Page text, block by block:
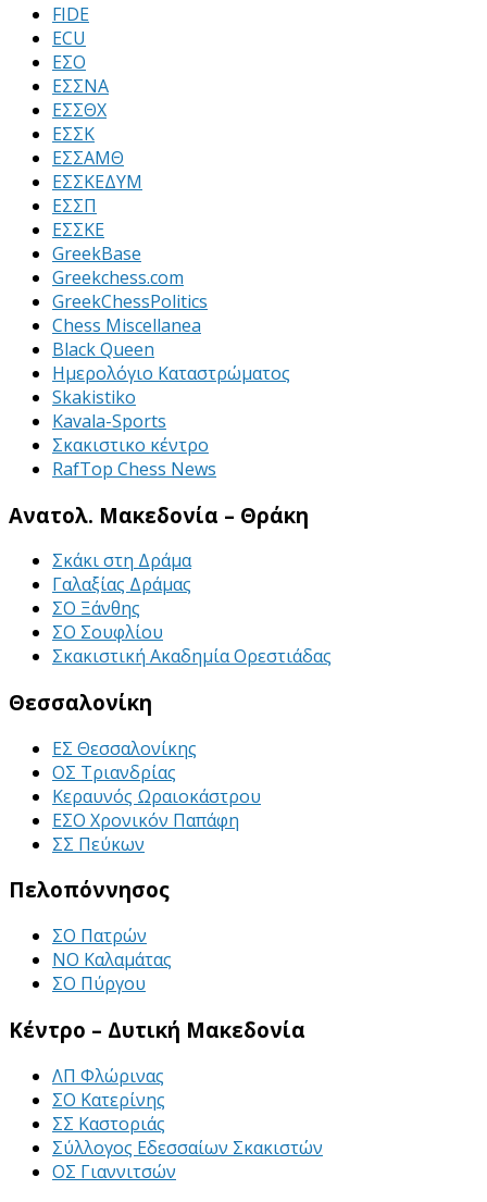
FIDE
ECU
ΕΣΟ
ΕΣΣΝΑ
ΕΣΣΘΧ
ΕΣΣΚ
ΕΣΣΑΜΘ
ΕΣΣΚΕΔΥΜ
ΕΣΣΠ
ΕΣΣΚΕ
GreekBase
Greekchess.com
GreekChessPolitics
Chess Miscellanea
Black Queen
Ημερολόγιο Καταστρώματος
Skakistiko
Kavala-Sports
Σκακιστικο κέντρο
RafTop Chess News
Ανατολ. Μακεδονία – Θράκη
Σκάκι στη Δράμα
Γαλαξίας Δράμας
ΣΟ Ξάνθης
ΣΟ Σουφλίου
Σκακιστική Ακαδημία Ορεστιάδας
Θεσσαλονίκη
ΕΣ Θεσσαλονίκης
ΟΣ Τριανδρίας
Κεραυνός Ωραιοκάστρου
ΕΣΟ Χρονικόν Παπάφη
ΣΣ Πεύκων
Πελοπόννησος
ΣΟ Πατρών
ΝΟ Καλαμάτας
ΣΟ Πύργου
Κέντρο – Δυτική Μακεδονία
ΛΠ Φλώρινας
ΣΟ Κατερίνης
ΣΣ Καστοριάς
Σύλλογος Εδεσσαίων Σκακιστών
ΟΣ Γιαννιτσών